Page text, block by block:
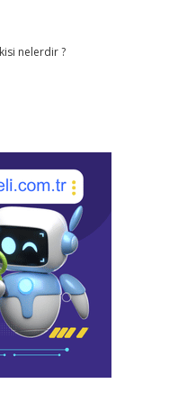
nelerdir ?